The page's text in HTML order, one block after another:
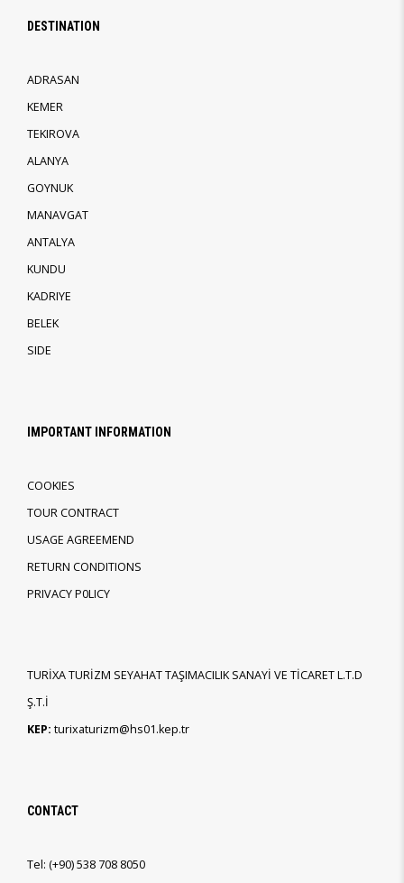
DESTINATION
ADRASAN
KEMER
TEKIROVA
ALANYA
GOYNUK
MANAVGAT
ANTALYA
KUNDU
KADRIYE
BELEK
SIDE
IMPORTANT INFORMATION
COOKIES
TOUR CONTRACT
USAGE AGREEMEND
RETURN CONDITIONS
PRIVACY P0LICY
TURİXA TURİZM SEYAHAT TAŞIMACILIK SANAYİ VE TİCARET L.T.D
Ş.T.İ
KEP: turixaturizm@hs01.kep.tr
CONTACT
Tel: (+90)538 708 8050